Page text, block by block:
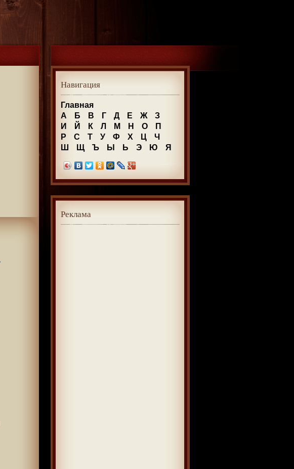
Навигация
Главная
А
Б В Г Д Е Ж
З
И
Й К Л М Н О
П
Р
С Т У Ф Х Ц
Ч
Ш
Щ Ъ Ы Ь Э Ю Я
Реклама